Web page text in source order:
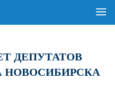
ДЕПУТАТОВ
НОВОСИБИРСКА